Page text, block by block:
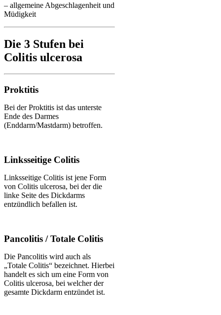
– allgemeine Abgeschlagenheit und
Müdigkeit
Die 3 Stufen bei
Colitis ulcerosa
Proktitis
Bei der Proktitis ist das unterste
Ende des Darmes
(Enddarm/Mastdarm) betroffen.
Linksseitige Colitis
Linksseitige Colitis ist jene Form
von Colitis ulcerosa, bei der die
linke Seite des Dickdarms
entzündlich befallen ist.
Pancolitis / Totale Colitis
Die Pancolitis wird auch als
„Totale Colitis“ bezeichnet. Hierbei
handelt es sich um eine Form von
Colitis ulcerosa, bei welcher der
gesamte Dickdarm entzündet ist.